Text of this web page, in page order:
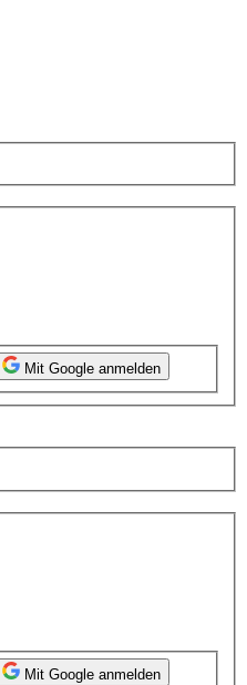
Mit Google anmelden
Mit Google anmelden